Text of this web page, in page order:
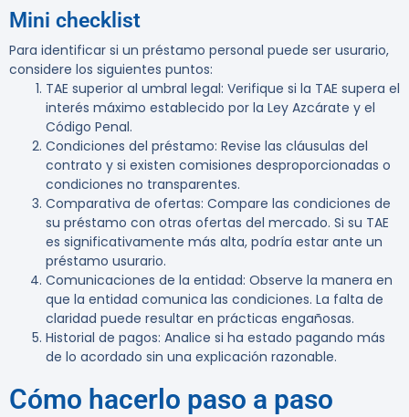
Mini checklist
Para identificar si un préstamo personal puede ser usurario,
considere los siguientes puntos:
TAE superior al umbral legal: Verifique si la TAE supera el
interés máximo establecido por la Ley Azcárate y el
Código Penal.
Condiciones del préstamo: Revise las cláusulas del
contrato y si existen comisiones desproporcionadas o
condiciones no transparentes.
Comparativa de ofertas: Compare las condiciones de
su préstamo con otras ofertas del mercado. Si su TAE
es significativamente más alta, podría estar ante un
préstamo usurario.
Comunicaciones de la entidad: Observe la manera en
que la entidad comunica las condiciones. La falta de
claridad puede resultar en prácticas engañosas.
Historial de pagos: Analice si ha estado pagando más
de lo acordado sin una explicación razonable.
Cómo hacerlo paso a paso